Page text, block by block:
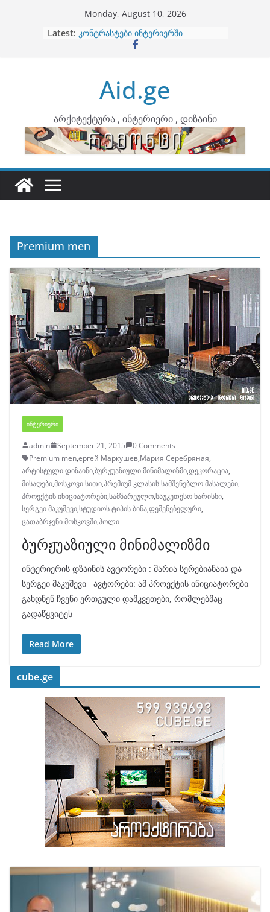
Monday, August 10, 2026
Latest: ბინების გაერთიანება
კონტრასტები ინტერიერში
ინტერიერის დიზიანი
არტემიდი წარმოგიდგენთ
Aid.ge
არქიტექტურა , ინტერიერი , დიზაინი
Premium men
ᲘᲜᲢᲔᲠᲘᲔᲠᲘ
admin September 21, 2015
0 Comments
Premium men,ергей Маркушев,Мария Серебряная,
არტისტული დიზაინი,ბურჟუაზიული მინიმალიზმი,დეკორაცია,
მისაღები,მოსკოვი სითი,პრემიუმ კლასის სამშენებლო მასალები,
პროექტის ინიციატორები,სამზარეულო,საუკეთესო ხარისხი,
სერგეი მაკუშევი,სტუდიოს ტიპის ბინა,ფეშენებელური,
ცათაბრჯენი მოსკოვში,ჰოლი
ბურჟუაზიული მინიმალიზმი
ინტერიერის დზაინის ავტორები : მარია სერებიანაია და
სერგეი მაკუშევი ავტორები: ამ პროექტის ინიციატორები
გახდნენ ჩვენი ერთგული დამკვეთები, რომლებმაც
გადაწყვიტეს
Read More
cube.ge